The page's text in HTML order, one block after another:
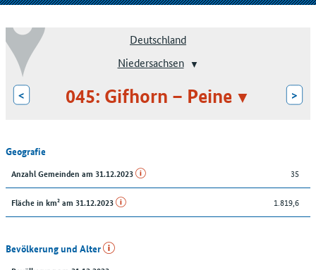
Deutschland
Niedersachsen
< 045: Gifhorn – Peine >
Geografie
Anzahl Gemeinden am 31.12.2023 35
Fläche in km² am 31.12.2023 1.819,6
Bevölkerung und Alter